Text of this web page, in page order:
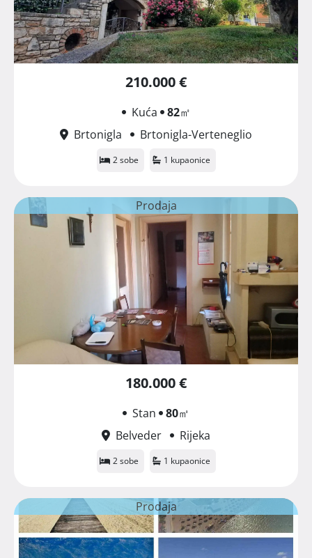
210.000 €
Kuća 82㎡
Brtonigla
Brtonigla-Verteneglio
2 sobe 1 kupaonice
Prodaja
180.000 €
Stan 80㎡
Belveder
Rijeka
2 sobe 1 kupaonice
Prodaja